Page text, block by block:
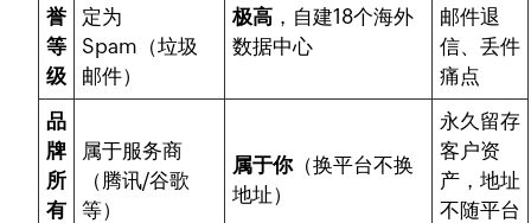
誉
等
级
定为
Spam（垃圾
邮件）
极高 ，自建18个海外
数据中心
邮件退
信、丢件
痛点
品
牌
所
有
属于服务商
（腾讯/谷歌
等）
属于你（换平台不换
地址）
永久留存
客户资
产，地址
不随平台